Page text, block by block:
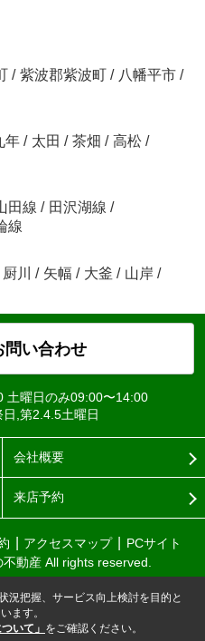
/ 紫波郡紫波町 / 八幡平市 /
年 / 太田 / 茶畑 / 高松 /
田線 / 田沢湖線 /
線
厨川 / 矢幅 / 大釜 / 山岸 /
問い合わせ
土曜日のみ09:00〜14:00
日,第2.4.5土曜日
会社概要
来店予約
アクセスマップ
PCサイト
動産 All rights reserved.
況把握、サービス向上検討を目的と
ます。
いて」 をご確認ください。